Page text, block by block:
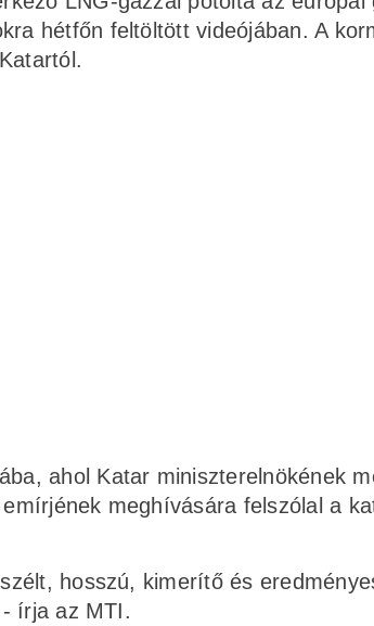
hétfőn feltöltött videójában. A
ahol Katar miniszterelnökének
meghívására felszólal a
hosszú, kimerítő és
írja az MTI.